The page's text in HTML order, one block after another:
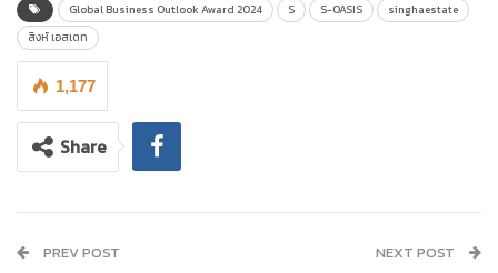
ศักยภาพของสิงห์ เอสเตท ในการสร้างสรรค์โครงการ ภายใต้แนวคิด
“เป็น/อยู่/ดีและยั่งยื่น”
Office ด้วย Integrated Smart Technology และ Green Material,
อยู่:ออกแบบให้สามารถใช้ชีวิตได้แบบ Day & Night ด้วยการสร้าง S
Community, ดีและยั่งยืน
โครงการ ด้วยมาตรฐาน ISO 9001, 14001 และ 45001, Well-being
ใช้ชีวิตในที่ทำงาน ซึ่งทั้งหมดนี้ตอบสนองความต้องการของตลาด
Global Business Outlook Award 2024 S S-OASIS
singhaestate
สิงห์ เอสเตท
1,177
Share
PREV POST NEXT POST